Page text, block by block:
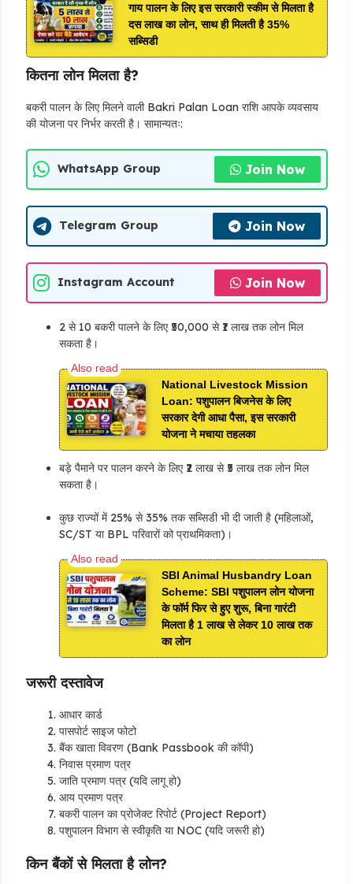
गाय पालन के लिए इस सरकारी स्कीम से मिलता है
दस लाख का लोन, साथ ही मिलती है 35%
सब्सिडी
कितना लोन मिलता है?
बकरी पालन के लिए मिलने वाली Bakri Palan Loan राशि आपके व्यवसाय
की योजना पर निर्भर करती है। सामान्यतः:
WhatsApp Group Join Now
Telegram Group Join Now
Instagram Account Join Now
2 से 10 बकरी पालने के लिए ₹50,000 से ₹1 लाख तक लोन मिल
सकता है।
National Livestock Mission
Loan: पशुपालन बिजनेस के लिए
सरकार देगी आधा पैसा, इस सरकारी
योजना ने मचाया तहलका
बड़े पैमाने पर पालन करने के लिए ₹2 लाख से ₹5 लाख तक लोन मिल
सकता है।
कुछ राज्यों में 25% से 35% तक सब्सिडी भी दी जाती है (महिलाओं,
SC/ST या BPL परिवारों को प्राथमिकता)।
SBI Animal Husbandry Loan
Scheme: SBI पशुपालन लोन योजना
के फॉर्म फिर से हुए शुरू, बिना गारंटी
मिलता है 1 लाख से लेकर 10 लाख तक
का लोन
जरूरी दस्तावेज
आधार कार्ड
पासपोर्ट साइज फोटो
बैंक खाता विवरण (Bank Passbook की कॉपी)
निवास प्रमाण पत्र
जाति प्रमाण पत्र (यदि लागू हो)
आय प्रमाण पत्र
बकरी पालन का प्रोजेक्ट रिपोर्ट (Project Report)
पशुपालन विभाग से स्वीकृति या NOC (यदि जरूरी हो)
किन बैंकों से मिलता है लोन?